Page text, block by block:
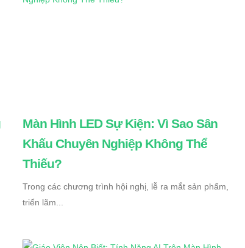
Màn Hình LED Sự Kiện: Vì Sao Sân
Khấu Chuyên Nghiệp Không Thể
Thiếu?
Trong các chương trình hội nghị, lễ ra mắt sản phẩm,
triển lãm...